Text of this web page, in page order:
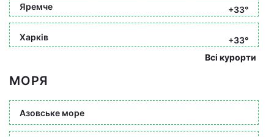
Яремче +33°
Харків
+33°
Всі курорти
МОРЯ
Азовське море